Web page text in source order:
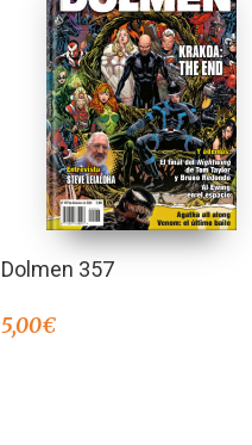
Dolmen 357
5,00€